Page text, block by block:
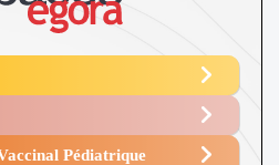
Pédiatrique